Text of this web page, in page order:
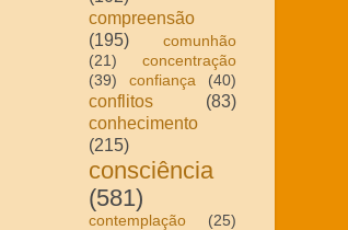
compreensão
(195)
comunhão
(21)
concentração
(39)
confiança (40)
conflitos
(83)
conhecimento
(215)
consciência
(581)
contemplação
(25)